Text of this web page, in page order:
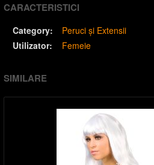
CARACTERISTICI
Category:
Peruci și Extensii
Utilizator:
Femeie
SIMILARE